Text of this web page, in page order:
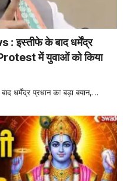
के बाद धर्मेंद्र
में युवाओं को किया
प्रधान का बड़ा बयान,…